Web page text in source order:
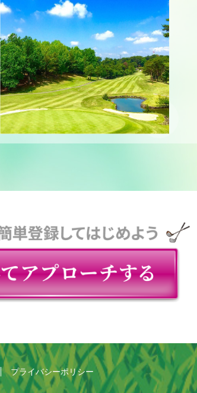
プライバシーポリシー